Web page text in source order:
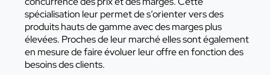
spécialisation leur permet de s’orienter vers des
produits hauts de gamme avec des marges plus
élevées. Proches de leur marché elles sont également
en mesure de faire évoluer leur offre en fonction des
besoins des clients.